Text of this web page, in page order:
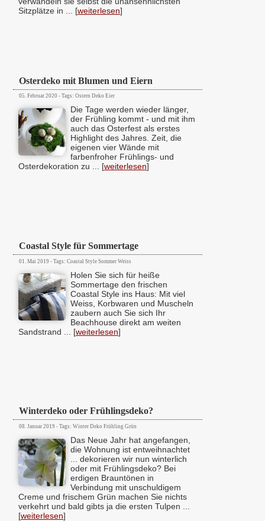
Sitzplätze in ... [weiterlesen]
Osterdeko mit Blumen und Eiern
05. Februar 2020 - Tags: Ostern Deko Eier
Die Tage werden wieder länger,
der Frühling kommt - und mit ihm
auch das Osterfest als erstes
Highlight des Jahres. Zeit, die
eigenen vier Wände mit
farbenfroher Frühlings- und
Osterdekoration zu ... [weiterlesen]
Coastal Style für Sommertage
01. Mai 2019 - Tags: Coastal Style Sommer Weiss
Holen Sie sich für heiße
Sommertage den frischen
Coastal Style ins Haus: Mit viel
Weiss, Korbwaren und Muscheln
zaubern auch Sie sich Ihr
Beachhouse direkt am weiten
Sandstrand ... [weiterlesen]
Winterdeko oder Frühlingsdeko?
08. Januar 2019 - Tags: Winter Deko Frühling Grün
Das Neue Jahr hat angefangen,
die Wohnung ist entweihnachtet
... dekorieren wir nun winterlich
oder mit Frühlingsdeko? Bei
erdigen Brauntönen in
Verbindung mit unschuldigem
Creme und frischem Grün machen Sie nichts
verkehrt und bald gibts ja die ersten Tulpen ...
[weiterlesen]